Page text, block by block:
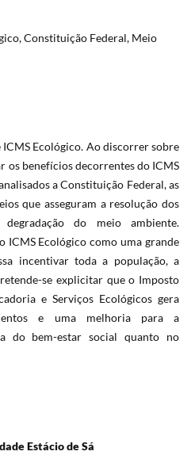
Constituição Federal, Meio
Ecológico. Ao discorrer sobre
os benefícios decorrentes do ICMS
a Constituição Federal, as
que asseguram a resolução dos
do meio ambiente.
ICMS Ecológico como uma grande
incentivar toda a população, a
se explicitar que o Imposto
e Serviços Ecológicos gera
e uma melhoria para a
do bem-estar social quanto no
Estácio de Sá